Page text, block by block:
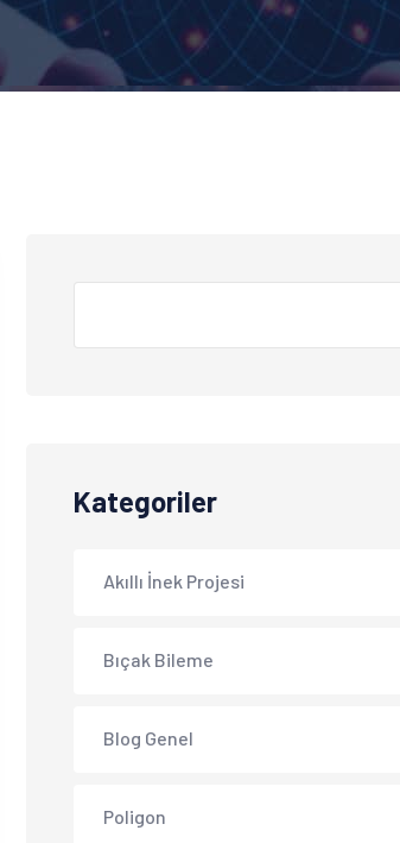
Kategoriler
Akıllı İnek Projesi
Bıçak Bileme
Blog Genel
Poligon